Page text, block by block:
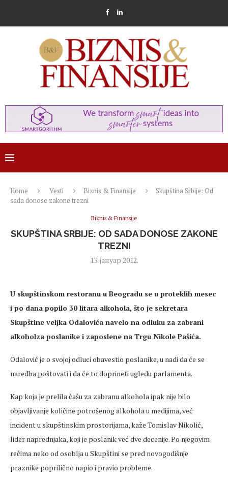
Home Vesti Biznis & Finansije
Skupština Srbije: Od
sada donose zakone trezni
Biznis & Finansije
SKUPŠTINA SRBIJE: OD SADA DONOSE ZAKONE
TREZNI
13. јануар 2012.
U skupštinskom restoranu u Beogradu se u proteklih mesec
i po dana popilo 30 litara alkohola, što je sekretara
Skupštine veljka Odalovića navelo na odluku za zabrani
alkoholza poslanike i zaposlene na Trgu Nikole Pašića.
Odalović je o svojoj odluci obavestio poslanike, u nadi da će se
naredba poštovati i da će to doprineti ugledu parlamenta.
Kap koja je prelila čašu za zabranu alkohola ipak nije bilo
objavljivanje količine potrošenog alkohola u medijima, već
incident u skupštinskim prostorijama, kaže Tomislav Nikolić,
lider naprednjaka, koji je poslanik već dve decenije. Po njegovim
rečima neko od osoblja u Skupštini se pred novogodišnje
praznike poprilično napio i pravio probleme.